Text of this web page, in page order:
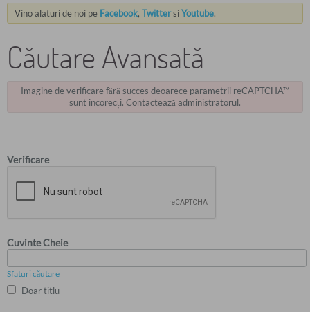
Vino alaturi de noi pe Facebook, TwittersiYoutube.
Căutare Avansată
Imagine de verificare fără succes deoarece parametrii reCAPTCHA™
sunt incorecți. Contactează administratorul.
Verificare
Cuvinte Cheie
Sfaturi căutare
Doar titlu